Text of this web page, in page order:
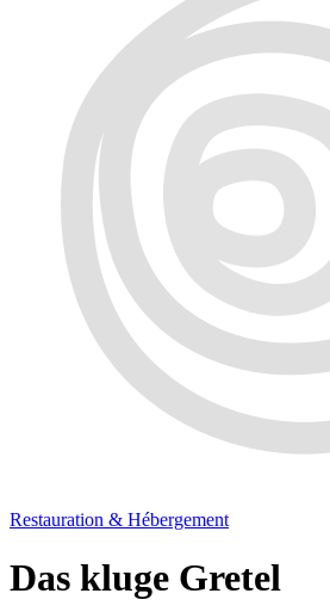
Restauration & Hébergement
Das kluge Gretel